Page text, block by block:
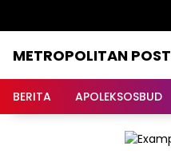
METROPOLITAN POST
BERITA APOLEKSOSBUD